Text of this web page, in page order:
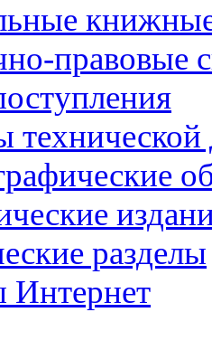
правовые
разделы
Интернет